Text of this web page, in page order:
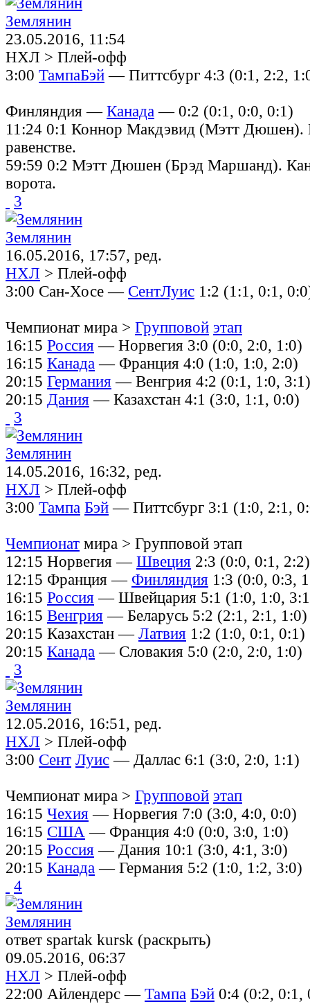
Землянин
23.05.2016, 11:54
НХЛ > Плей-офф
3:00 ТампаБэй — Питтсбург 4:3 (0:1, 2:2,
Финляндия — Канада — 0:2 (0:1, 0:0, 0:1)
11:24 0:1 Коннор Макдэвид (Мэтт Дюшен).
равенстве.
59:59 0:2 Мэтт Дюшен (Брэд Маршанд).
ворота.
3
Землянин
16.05.2016, 17:57, ред.
НХЛ > Плей-офф
3:00 Сан-Хосе — СентЛуис 1:2 (1:1, 0:1,
Чемпионат мира > Групповой этап
16:15 Россия — Норвегия 3:0 (0:0, 2:0, 1:0)
16:15 Канада — Франция 4:0 (1:0, 1:0, 2:0)
20:15 Германия — Венгрия 4:2 (0:1, 1:0, 3:1)
20:15 Дания — Казахстан 4:1 (3:0, 1:1, 0:0)
3
Землянин
14.05.2016, 16:32, ред.
НХЛ > Плей-офф
3:00 Тампа Бэй — Питтсбург 3:1 (1:0, 2:1,
Чемпионат мира > Групповой этап
12:15 Норвегия — Швеция 2:3 (0:0, 0:1, 2:2)
12:15 Франция — Финляндия 1:3 (0:0, 0:3,
16:15 Россия — Швейцария 5:1 (1:0, 1:0,
16:15 Венгрия — Беларусь 5:2 (2:1, 2:1, 1:0)
20:15 Казахстан — Латвия 1:2 (1:0, 0:1, 0:1)
20:15 Канада — Словакия 5:0 (2:0, 2:0, 1:0)
3
Землянин
12.05.2016, 16:51, ред.
НХЛ > Плей-офф
3:00 Сент Луис — Даллас 6:1 (3:0, 2:0, 1:1)
Чемпионат мира > Групповой этап
16:15 Чехия — Норвегия 7:0 (3:0, 4:0, 0:0)
16:15 США — Франция 4:0 (0:0, 3:0, 1:0)
20:15 Россия — Дания 10:1 (3:0, 4:1, 3:0)
20:15 Канада — Германия 5:2 (1:0, 1:2, 3:0)
4
Землянин
ответ spartak kursk (раскрыть)
09.05.2016, 06:37
НХЛ > Плей-офф
22:00 Айлендерс — Тампа Бэй 0:4 (0:2, 0:1,